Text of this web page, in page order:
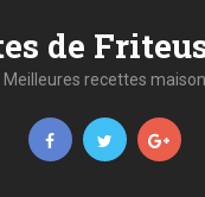
de
Meilleures recettes maison